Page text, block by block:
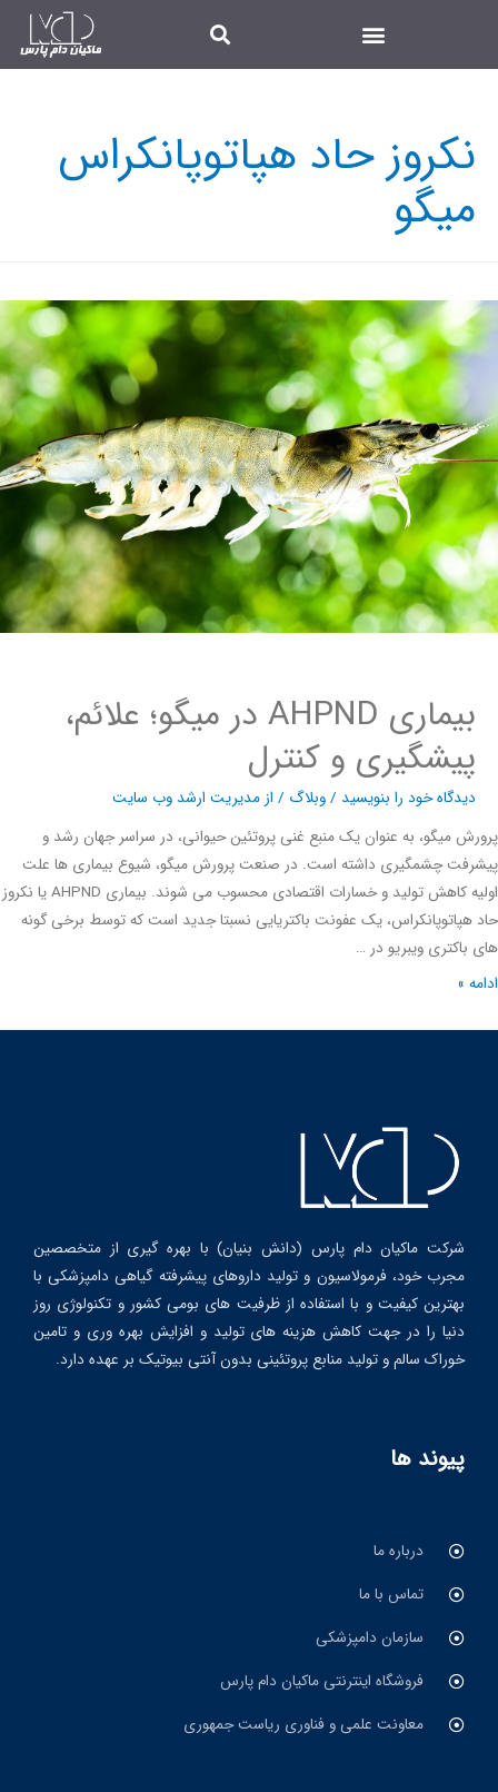
نکروز حاد هپاتوپانکراس
میگو
بیماری AHPND در میگو؛ علائم،
پیشگیری و کنترل
دیدگاه‌ خود را بنویسید/وبلاگ/ از مدیریت ارشد وب سایت
میگو، به عنوان یک منبع غنی پروتئین حیوانی، در سراسر جهان رشد و
چشمگیری داشته است. در صنعت پرورش میگو، شیوع بیماری ها علت
اولیه کاهش تولید و خسارات اقتصادی محسوب می شوند. بیماری AHPND یا نکروز
یک عفونت باکتریایی نسبتا جدید است که توسط برخی گونه
ویبریو در …
»
شرکت ماکیان دام پارس (دانش بنیان) با بهره گیری از متخصصین
مجرب خود، فرمولاسیون و تولید داروهای پیشرفته گیاهی دامپزشکی با
بهترین کیفیت و با استفاده از ظرفیت های بومی کشور و تکنولوژی روز
دنیا را در جهت کاهش هزینه های تولید و افزایش بهره وری و تامین
خوراک سالم و تولید منابع پروتئینی بدون آنتی بیوتیک بر عهده دارد.
پیوند ها
درباره ما
تماس با ما
سازمان دامپزشکی
فروشگاه اینترنتی ماکیان دام پارس
معاونت علمی و فناوری ریاست جمهوری